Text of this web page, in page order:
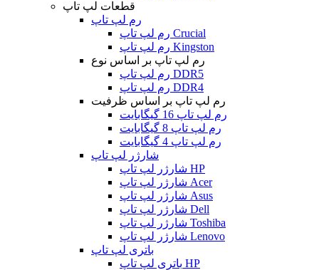
قطعات لپ تاپ
رم لپ تاپ
رم لپ تاپ Crucial
رم لپ تاپ Kingston
رم لپ تاپ بر اساس نوع
رم لپ تاپ DDR5
رم لپ تاپ DDR4
رم لپ تاپ بر اساس ظرفیت
رم لپ تاپ 16 گیگابایت
رم لپ تاپ 8 گیگابایت
رم لپ تاپ 4 گیگابایت
شارژر لپ تاپ
شارژر لپ تاپ HP
شارژر لپ تاپ Acer
شارژر لپ تاپ Asus
شارژر لپ تاپ Dell
شارژر لپ تاپ Toshiba
شارژر لپ تاپ Lenovo
باتری لپ تاپ
باتری لپ تاپ HP